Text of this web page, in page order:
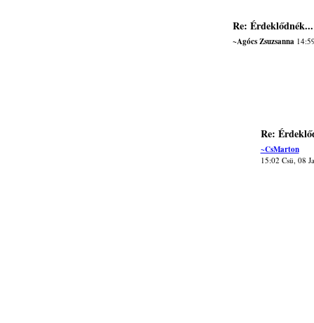
Re: Érdeklődnék...
~Agócs Zsuzsanna
Re:
~CsMarton
15:02 Csü, 08